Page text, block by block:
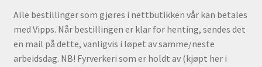
Alle bestillinger som gjøres i nettbutikken vår kan betales
med Vipps. Når bestillingen er klar for henting, sendes det
en mail på dette, vanligvis i løpet av samme/neste
arbeidsdag. NB! Fyrverkeri som er holdt av (kjøpt her i